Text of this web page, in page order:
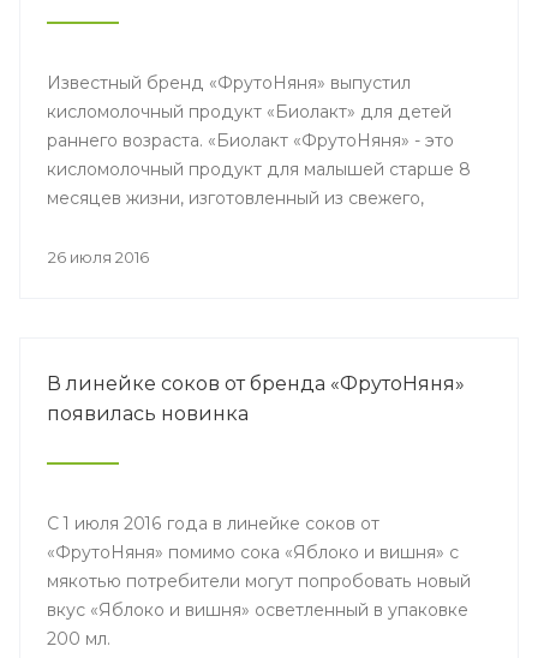
Известный бренд «ФрутоНяня» выпустил
кисломолочный продукт «Биолакт» для детей
раннего возраста. «Биолакт «ФрутоНяня» - это
кисломолочный продукт для малышей старше 8
месяцев жизни, изготовленный из свежего,
26 июля 2016
В линейке соков от бренда «ФрутоНяня»
появилась новинка
С 1 июля 2016 года в линейке соков от
«ФрутоНяня» помимо сока «Яблоко и вишня» с
мякотью потребители могут попробовать новый
вкус «Яблоко и вишня» осветленный в упаковке
200 мл.